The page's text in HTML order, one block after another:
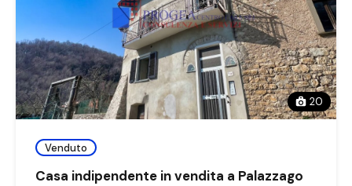
20
Venduto
Casa indipendente in vendita a Palazzago